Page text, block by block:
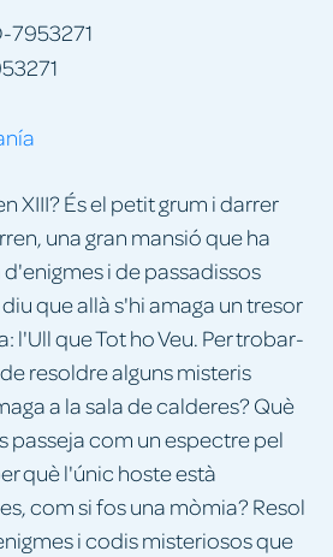
XIII? És el petit grum i darrer
una gran mansió que ha
i de passadissos
que allà s'hi amaga un tresor
l'Ull que Tot ho Veu. Per trobar-
resoldre alguns misteris
a la sala de calderes? Què
passeja com un espectre pel
què l'únic hoste està
com si fos una mòmia? Resol
i codis misteriosos que
7953271